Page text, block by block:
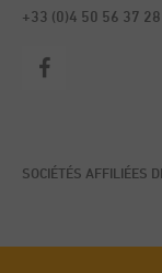
+33 (0)4 50 56 37 28
SOCIÉTÉS AFFILIÉES